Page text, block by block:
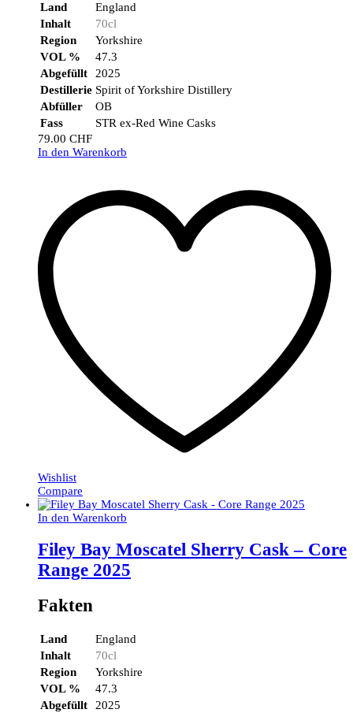
Land
England
Inhalt
70cl
Region
Yorkshire
VOL %
47.3
Abgefüllt
2025
Destillerie Spirit of Yorkshire Distillery
Abfüller
OB
Fass
STR ex-Red Wine Casks
79.00 CHF
In den Warenkorb
Wishlist
Compare
In den Warenkorb
Filey Bay Moscatel Sherry Cask – Core
Range 2025
Fakten
Land
England
Inhalt
70cl
Region
Yorkshire
VOL %
47.3
Abgefüllt
2025